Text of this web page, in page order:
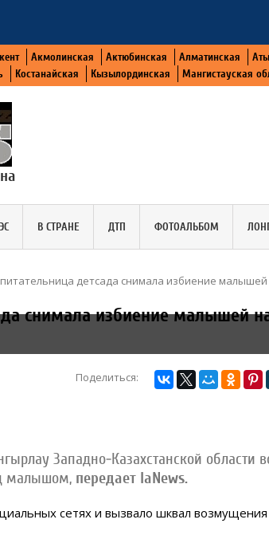
Акмолинская Актюбинская Алматинская
Костанайская Кызылординская Мангистауская
В СТРАНЕ ДТП ФОТОАЛЬБОМ
детсада снимала избиение
снимала избиение малышей
Поделиться:
Западно-Казахстанской области
малышом, передает IaNews.
сетях и вызвало шквал